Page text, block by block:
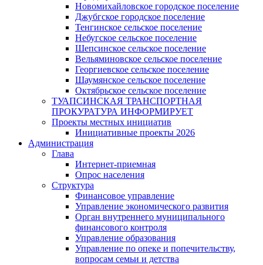
Новомихайловское городское поселение
Джубгское городское поселение
Тенгинское сельское поселение
Небугское сельское поселение
Шепсинское сельское поселение
Вельяминовское сельское поселение
Георгиевское сельское поселение
Шаумянское сельское поселение
Октябрьское сельское поселение
ТУАПСИНСКАЯ ТРАНСПОРТНАЯ
ПРОКУРАТУРА ИНФОРМИРУЕТ
Проекты местных инициатив
Инициативные проекты 2026
Администрация
Глава
Интернет-приемная
Опрос населения
Структура
Финансовое управление
Управление экономического развития
Орган внутреннего муниципального
финансового контроля
Управление образования
Управление по опеке и попечительству,
вопросам семьи и детства